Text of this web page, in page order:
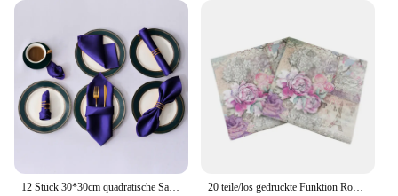
20 teile/los gedruckte Funktion Rose Papiers ervietten für Event & Party Dekoration Tissue Decoupage Servi lleta 33cm * 33cm Großhandel